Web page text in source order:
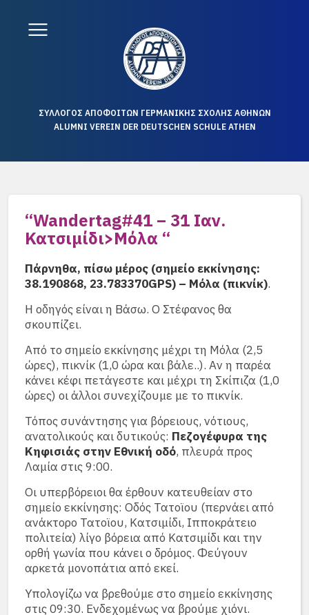
ΣΥΛΛΟΓΟΣ ΑΠΟΦΟΙΤΩΝ ΓΕΡΜΑΝΙΚΗΣ ΣΧΟΛΗΣ ΑΘΗΝΩΝ
ALUMNI VEREIN DER DEUTSCHEN SCHULE ATHEN
“Wandertag#41 – 31 Ιαν.
Κατσιμίδι>Μόλα “
Πάρνηθα, πίσω μέρος (σημείο εκκίνησης:
38.190868, 23.783370GPS) – Μόλα (πικνίκ).
Η οδηγός είναι η Βάσω. Ο Στέφανος θα
σκουπίζει.
Από το σημείο εκκίνησης μέχρι τη Μόλα (2,5
ώρες), πικνίκ (1,0 ώρα και βάλε..). Αν η παρέα
κάνει κέφι πετάγεστε και μέχρι τη Σκίπιζα (1,0
ώρες) οι άλλοι συνεχίζουμε με το πικνίκ.
Τόπος συνάντησης για βόρειους, νότιους,
ανατολικούς και δυτικούς: Πεζογέφυρα της
Κηφισιάς στην Εθνική οδό, πλευρά προς
Λαμία στις 9:00.
Οι υπερβόρειοι θα έρθουν κατευθείαν στο
σημείο εκκίνησης: Οδός Τατοϊου (περνάει από
ανάκτορο Τατοϊου, Κατσιμίδι, Ιπποκράτειο
πολιτεία) λίγο βόρεια από Κατσιμίδι και την
ορθή γωνία που κάνει ο δρόμος. Φεύγουν
αρκετά μονοπάτια από εκεί.
Υπολογίζω να βρεθούμε στο σημείο εκκίνησης
στις 09:30. Ενδεχομένως να βρούμε χιόνι.